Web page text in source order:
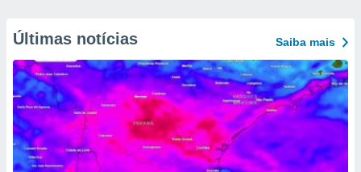
Últimas notícias Saiba mais